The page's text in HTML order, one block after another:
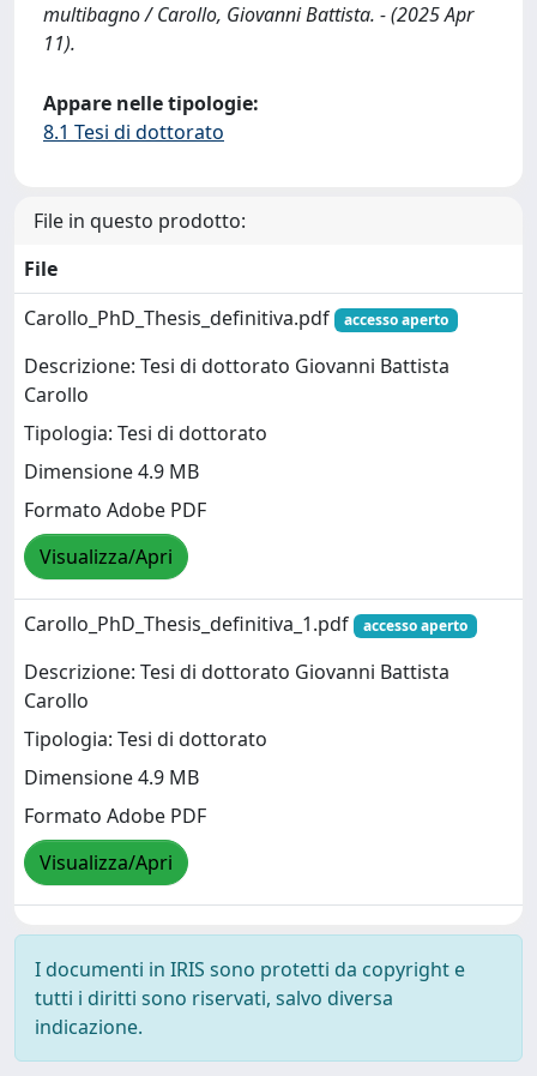
multibagno / Carollo, Giovanni Battista. - (2025 Apr
11).
Appare nelle tipologie:
8.1 Tesi di dottorato
File in questo prodotto:
File
Carollo_PhD_Thesis_definitiva.pdf
accesso aperto
Descrizione: Tesi di dottorato Giovanni Battista
Carollo
Tipologia: Tesi di dottorato
Dimensione 4.9 MB
Formato Adobe PDF
Visualizza/Apri
Carollo_PhD_Thesis_definitiva_1.pdf accesso aperto
Descrizione: Tesi di dottorato Giovanni Battista
Carollo
Tipologia: Tesi di dottorato
Dimensione 4.9 MB
Formato Adobe PDF
Visualizza/Apri
I documenti in IRIS sono protetti da copyright e
tutti i diritti sono riservati, salvo diversa
indicazione.